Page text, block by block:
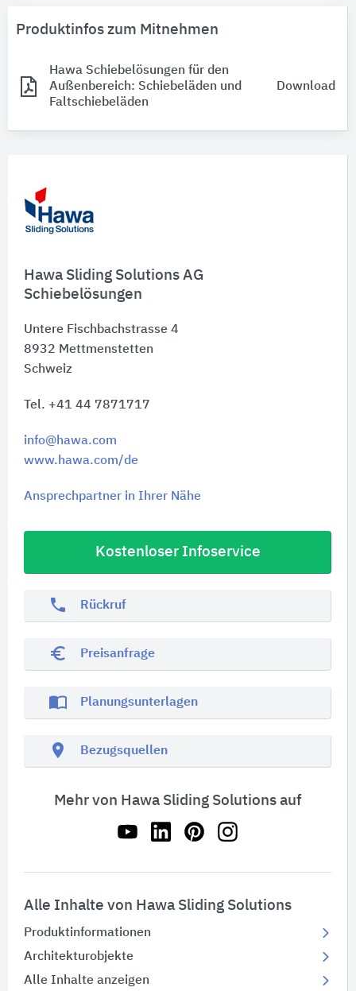
Hawa Sliding Solutions AG
Schiebelösungen
Untere Fischbachstrasse 4
8932 Mettmenstetten
Schweiz
Tel. +41 44 7871717
info@hawa.com
www.hawa.com/de
Ansprechpartner in Ihrer Nähe
Kostenloser Infoservice
phone Rückruf
euro_symbol Preisanfrage
import_contacts Planungsunterlagen
location_on Bezugsquellen
Mehr von Hawa Sliding Solutions auf
Alle Inhalte von Hawa Sliding Solutions
Produktinformationen
Architekturobjekte
Alle Inhalte anzeigen
Produktinfos zum Mitnehmen
Hawa Schiebelösungen für den
Außenbereich: Schiebeläden und
Faltschiebeläden
Download